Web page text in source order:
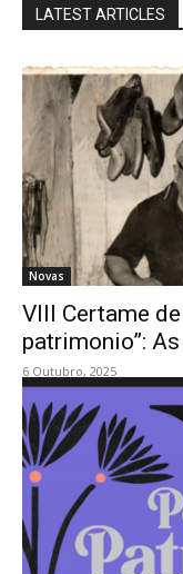
LATEST ARTICLES
Novas
VIII Certame
patrimonio”:
6 Outubro, 2025